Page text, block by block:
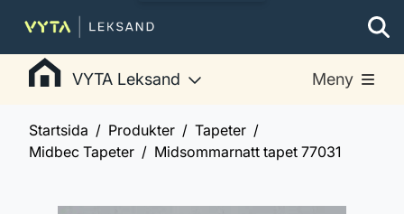
VYTA Leksand Meny
Startsida Produkter
Tapeter
Midbec Tapeter
Midsommarnatt tapet 77031